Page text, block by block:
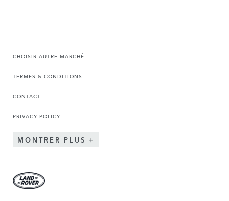
CHOISIR AUTRE MARCHÉ
TERMES & CONDITIONS
CONTACT
PRIVACY POLICY
MONTRER PLUS